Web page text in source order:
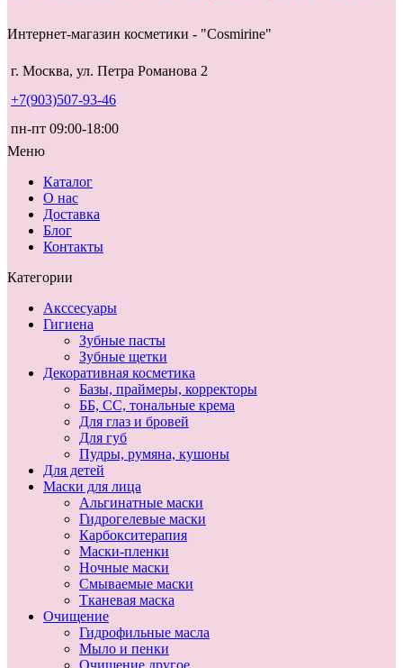
Интернет-магазин косметики - "Cosmirine"
г. Москва, ул. Петра Романова 2
+7(903)507-93-46
пн-пт 09:00-18:00
Меню
Каталог
О нас
Доставка
Блог
Контакты
Категории
Акссесуары
Гигиена
Зубные пасты
Зубные щетки
Декоративная косметика
Базы, праймеры, корректоры
ББ, СС, тональные крема
Для глаз и бровей
Для губ
Пудры, румяна, кушоны
Для детей
Маски для лица
Альгинатные маски
Гидрогелевые маски
Карбокситерапия
Маски-пленки
Ночные маски
Смываемые маски
Тканевая маска
Очищение
Гидрофильные масла
Мыло и пенки
Очищение другое